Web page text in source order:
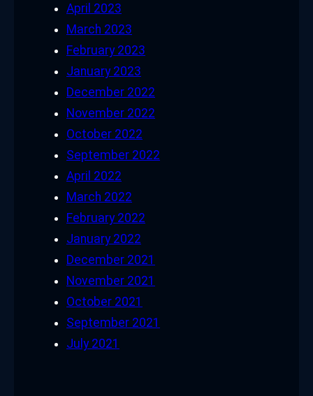
April 2023
March 2023
February 2023
January 2023
December 2022
November 2022
October 2022
September 2022
April 2022
March 2022
February 2022
January 2022
December 2021
November 2021
October 2021
September 2021
July 2021